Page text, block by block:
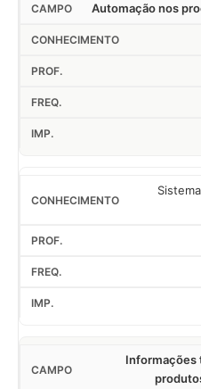
Automação nos
Informações